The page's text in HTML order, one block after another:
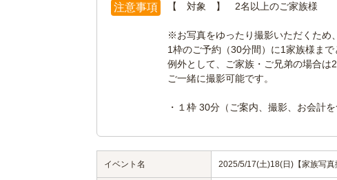
注意事項 【 対象 】 2名以上のご家族様
※お写真をゆったり撮影いただくため、
1枠のご予約（30分間）に1家族様まで
例外として、ご家族・ご兄弟の場合は2
ご一緒に撮影可能です。
・１枠 30分（ご案内、撮影、お会計
イベント名 2025/5/17(土)18(日)【家族写